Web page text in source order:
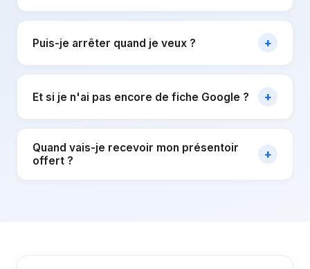
Puis-je arrêter quand je veux ? +
Et si je n'ai pas encore de fiche Google ? +
Quand vais-je recevoir mon présentoir
offert ?
+